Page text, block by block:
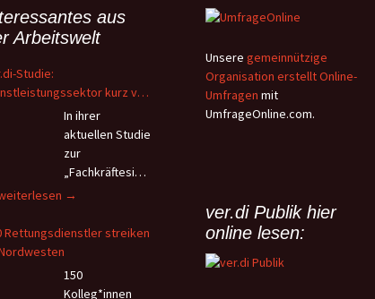
aus
Arbeitswelt
Studie:
kurz vor
Kollaps – Beschäftigte
wegen Überlastung
andauerndem
In ihrer
aktuellen Studie
zur
„Fachkräftesich
Vereinte
hinsichtlich der
→
Rettungsdienstler streiken
150
Kolleg*innen
Unsere gemeinnützige
Organisation erstellt Online-
Umfragen mit
UmfrageOnline.com.
ver.di Publik hier
online lesen: